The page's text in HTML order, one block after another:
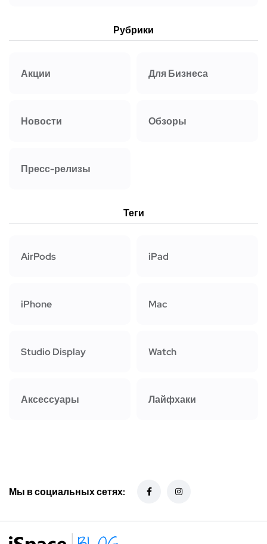
Рубрики
Акции Для Бизнеса
Новости Обзоры
Пресс-релизы
Теги
AirPods iPad
iPhone Mac
Studio Display Watch
Аксессуары Лайфхаки
Мы в социальных сетях: